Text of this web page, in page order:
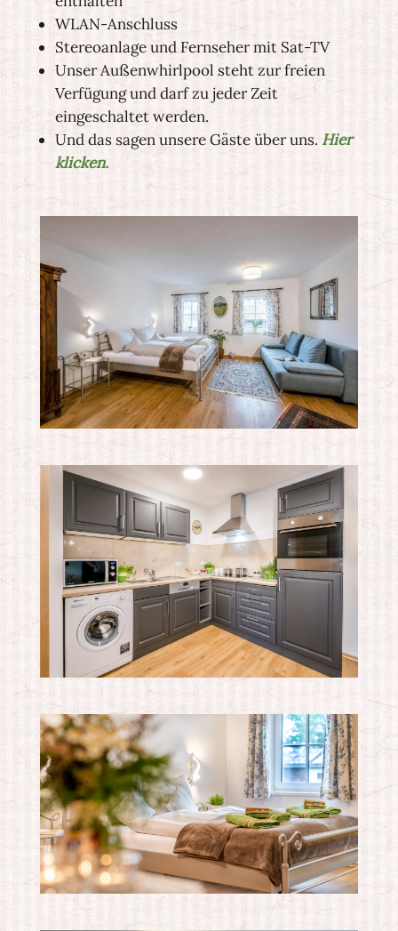
WLAN-Anschluss
Stereoanlage und Fernseher mit Sat-TV
Unser Außenwhirlpool steht zur freien
Verfügung und darf zu jeder Zeit
eingeschaltet werden.
Und das sagen unsere Gäste über uns. Hier
klicken.